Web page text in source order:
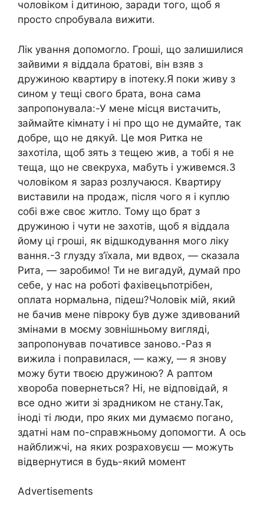
чоловіком і дитиною, заради того, щоб я
просто спробувала вижити.
Лік ування допомогло. Гроші, що залишилися
зайвими я віддала братові, він взяв з
дружиною квартиру в іпотеку.Я поки живу з
сином у тещі свого брата, вона сама
запропонувала:-У мене місця вистачить,
займайте кімнату і ні про що не думайте, так
добре, що не дякуй. Це моя Ритка не
захотіла, щоб зять з тещею жив, а тобі я не
теща, що не свекруха, мабуть і уживемся.З
чоловіком я зараз розлучаюся. Квартиру
виставили на продаж, після чого я і куплю
собі вже своє житло. Тому що брат з
дружиною і чути не захотів, щоб я віддала
йому ці гроші, як відшкодування мого ліку
вання.-З глузду з’їхала, ми вдвох, — сказала
Рита, — заробимо! Ти не вигадуй, думай про
себе, у нас на роботі фахівецьпотрібен,
оплата нормальна, підеш?Чоловік мій, який
не бачив мене півроку був дуже здивований
змінами в моєму зовнішньому вигляді,
запропонував почативсе заново.-Раз я
вижила і поправилася, — кажу, — я знову
можу бути твоєю дружиною? А раптом
хвороба повернеться? Ні, не відповідай, я
все одно жити зі зрадником не стану.Так,
іноді ті люди, про яких ми думаємо погано,
здатні нам по-справжньому допомогти. А ось
найближчі, на яких розраховуєш — можуть
відвернутися в будь-який момент
Advertisements